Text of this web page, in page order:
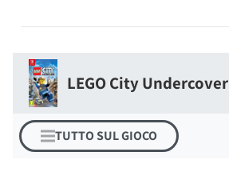
LEGO City Undercover
TUTTO SUL GIOCO